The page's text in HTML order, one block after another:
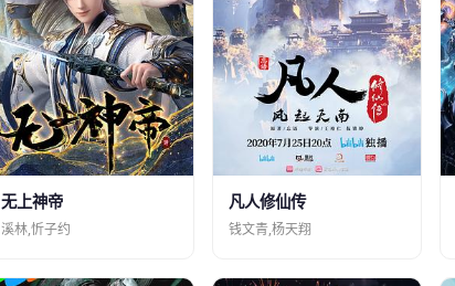
无上神帝
溪林,忻子约
凡人修仙传
钱文青,杨天翔